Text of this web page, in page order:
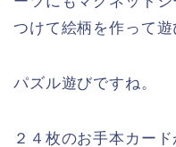
つけて絵柄を作って遊
パズル遊びですね。
２４枚のお手本カー